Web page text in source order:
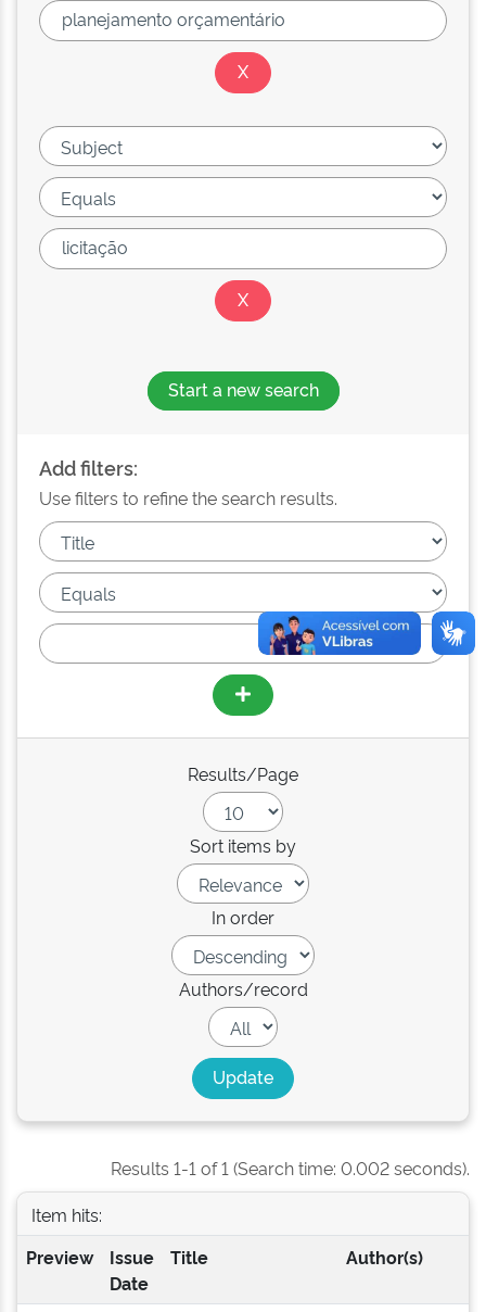
Start a new search
Add filters:
Use filters to refine the search results.
Results/Page
Sort items by
In order
Authors/record
Results 1-1 of 1 (Search time: 0.002 seconds).
Item hits:
Preview
Issue
Date
Title Author(s)